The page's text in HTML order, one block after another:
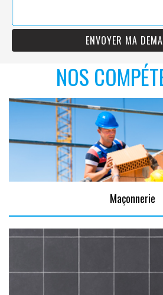
NOS
Maçonnerie